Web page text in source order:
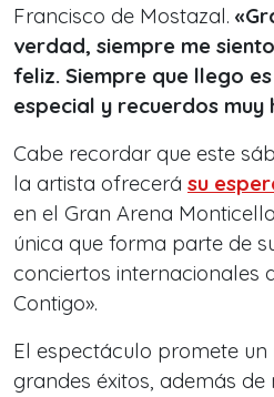
Francisco de Mostazal.
verdad, siempre me
feliz. Siempre que llego
especial y recuerdos muy
Cabe recordar que este
la artista ofrecerá su
en el Gran Arena
única que forma parte de
conciertos internacionales
Contigo».
El espectáculo promete
grandes éxitos, además